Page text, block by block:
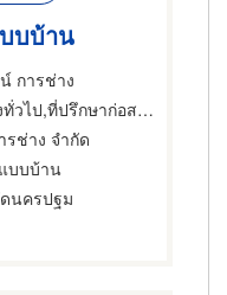
บบ้าน
การช่าง
ษาก่อสร้าง,ผู้ออกแบบก่อสร้าง
ช่าง จำกัด
บบบ้าน
นครปฐม